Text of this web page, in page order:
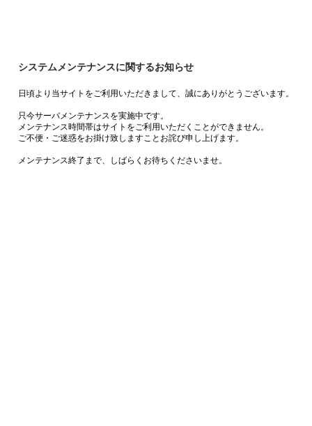
システムメンテナンスに関するお知らせ
日頃より当サイトをご利用いただきまして、誠にありがとうございます。
只今サーバメンテナンスを実施中です。
メンテナンス時間帯はサイトをご利用いただくことができません。
ご不便・ご迷惑をお掛け致しますことお詫び申し上げます。
メンテナンス終了まで、しばらくお待ちくださいませ。